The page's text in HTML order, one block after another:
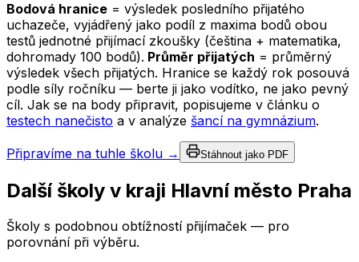
Bodová hranice = výsledek posledního přijatého
uchazeče, vyjádřený jako podíl z maxima bodů obou
testů jednotné přijímací zkoušky (čeština + matematika,
dohromady 100 bodů). Průměr přijatých = průměrný
výsledek všech přijatých. Hranice se každý rok posouvá
podle síly ročníku — berte ji jako vodítko, ne jako pevný
cíl. Jak se na body připravit, popisujeme v článku o
testech nanečisto a v analýze šancí na gymnázium.
Připravíme na tuhle školu → Stáhnout jako PDF
Další školy v kraji Hlavní město Praha
Školy s podobnou obtížností přijímaček — pro
porovnání při výběru.